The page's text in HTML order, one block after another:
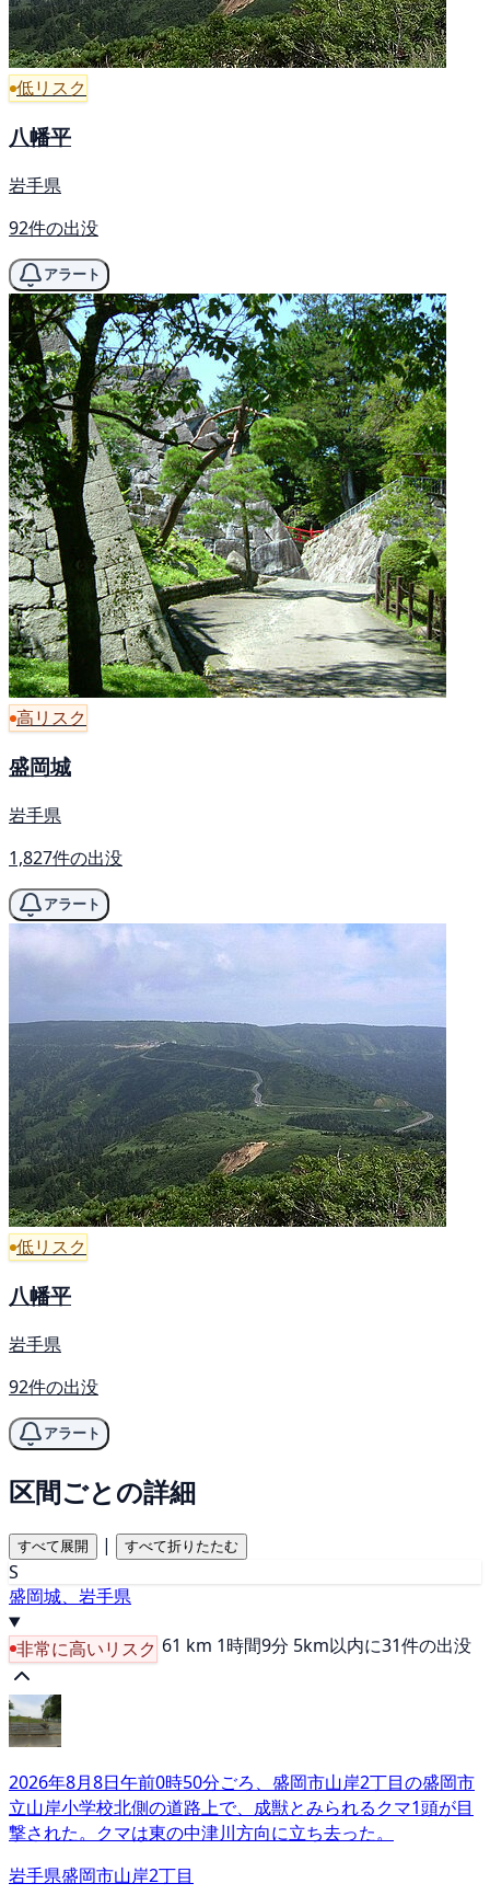
低リスク
八幡平
岩手県
92件の出没
アラート
高リスク
盛岡城
岩手県
1,827件の出没
アラート
低リスク
八幡平
岩手県
92件の出没
アラート
区間ごとの詳細
すべて展開 | すべて折りたたむ
S
盛岡城、岩手県
非常に高いリスク 61 km 1時間9分 5km以内に31件の出没
2026年8月8日午前0時50分ごろ、盛岡市山岸2丁目の盛岡市
立山岸小学校北側の道路上で、成獣とみられるクマ1頭が目
撃された。クマは東の中津川方向に立ち去った。
岩手県盛岡市山岸2丁目